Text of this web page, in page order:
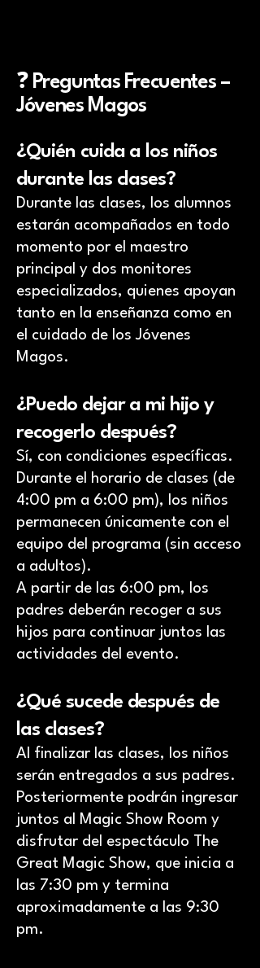
❓ Preguntas Frecuentes –
Jóvenes Magos
¿Quién cuida a los niños
durante las clases?
Durante las clases, los alumnos
estarán acompañados en todo
momento por el maestro
principal y dos monitores
especializados, quienes apoyan
tanto en la enseñanza como en
el cuidado de los Jóvenes
Magos.
¿Puedo dejar a mi hijo y
recogerlo después?
Sí, con condiciones específicas.
Durante el horario de clases (de
4:00 pm a 6:00 pm), los niños
permanecen únicamente con el
equipo del programa (sin acceso
a adultos).
A partir de las 6:00 pm, los
padres deberán recoger a sus
hijos para continuar juntos las
actividades del evento.
¿Qué sucede después de
las clases?
Al finalizar las clases, los niños
serán entregados a sus padres.
Posteriormente podrán ingresar
juntos al Magic Show Room y
disfrutar del espectáculo The
Great Magic Show, que inicia a
las 7:30 pm y termina
aproximadamente a las 9:30
pm.